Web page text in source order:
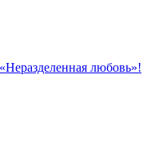
любовь»!